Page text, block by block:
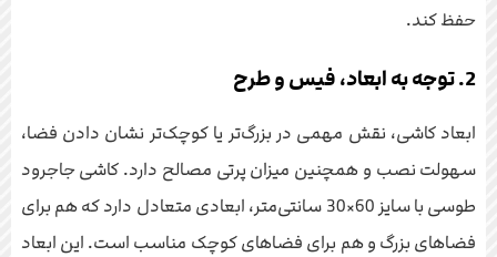
حفظ کند.
2. توجه به ابعاد، فیس و طرح
ابعاد کاشی، نقش مهمی در بزرگ‌تر یا کوچک‌تر نشان دادن فضا،
سهولت نصب و همچنین میزان پرتی مصالح دارد. کاشی جاجرود
طوسی با سایز 60×30 سانتی‌متر، ابعادی متعادل دارد که هم برای
فضاهای بزرگ و هم برای فضاهای کوچک مناسب است. این ابعاد